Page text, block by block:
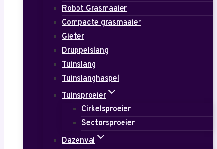
Robot Grasmaaier
Compacte grasmaaier
Gieter
Druppelslang
Tuinslang
Tuinslanghaspel
Tuinsproeier
Cirkelsproeier
Sectorsproeier
Dazenval